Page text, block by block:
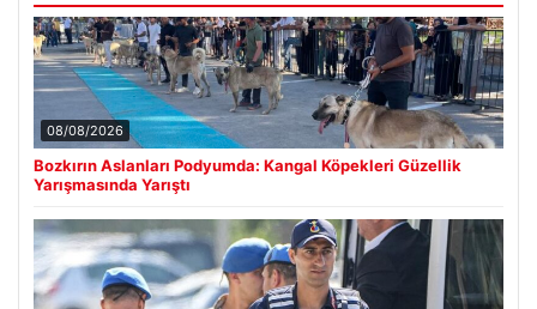
08/08/2026
Bozkırın Aslanları Podyumda: Kangal Köpekleri Güzellik
Yarışmasında Yarıştı